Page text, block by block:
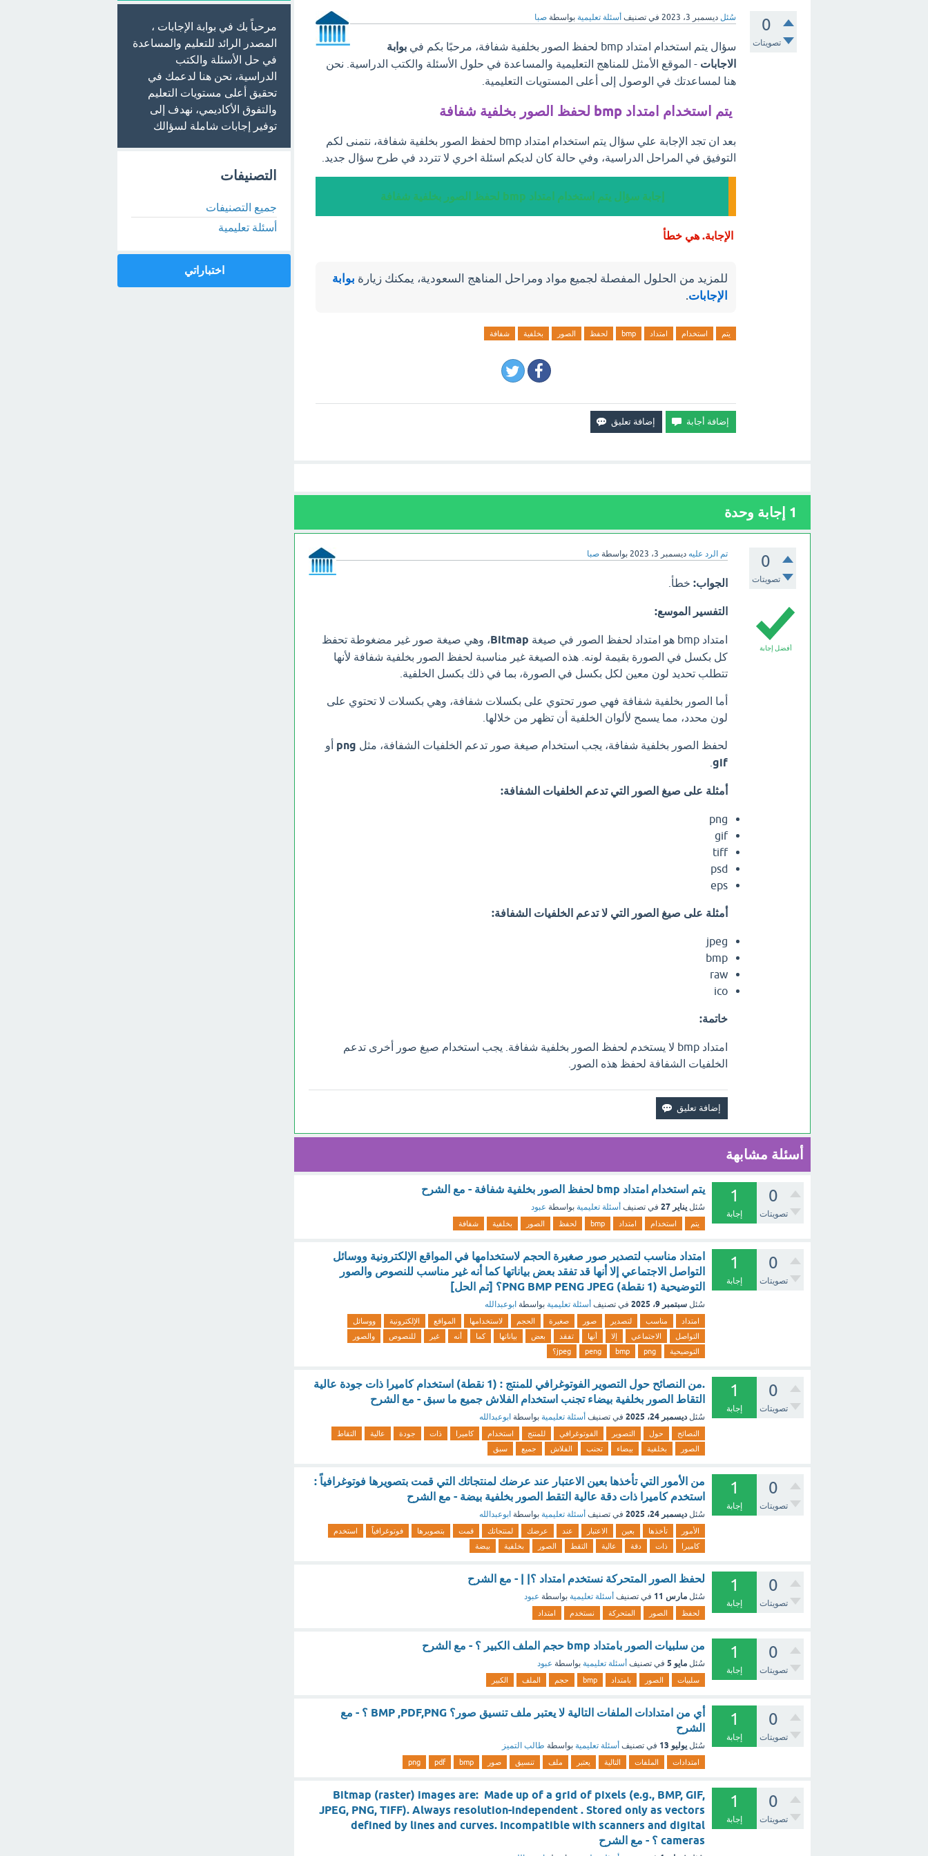
0
تصويتات
سُئل ديسمبر 3، 2023 في تصنيف أسئلة تعليمية بواسطة صبا
سؤال يتم استخدام امتداد bmp لحفظ الصور بخلفية شفافة، مرحبًا بكم في
بوابة
الاجابات - الموقع الأمثل للمناهج التعليمية والمساعدة في حلول الأسئلة والكتب الدراسية. نحن
هنا لمساعدتك في الوصول إلى أعلى المستويات التعليمية.
يتم استخدام امتداد bmp لحفظ الصور بخلفية شفافة
بعد ان تجد الإجابة علي سؤال يتم استخدام امتداد bmp لحفظ الصور بخلفية شفافة، نتمنى لكم
التوفيق في المراحل الدراسية، وفي حالة كان لديكم اسئلة اخري لا تتردد في طرح سؤال جديد.
إجابة سؤال يتم استخدام امتداد bmp لحفظ الصور بخلفية شفافة
الإجابة. هي خطأ
للمزيد من الحلول المفصلة لجميع مواد ومراحل المناهج السعودية، يمكنك زيارة بوابة
الإجابات.
يتم استخدام امتداد bmp لحفظ الصور بخلفية شفافة
1 إجابة وحدة
0
تصويتات
تم الرد عليه ديسمبر 3، 2023 بواسطة صبا
أفضل إجابة
الجواب:خطأ.
التفسير الموسع:
امتداد bmp هو امتداد لحفظ الصور في صيغة Bitmap، وهي صيغة صور غير مضغوطة تحفظ
كل بكسل في الصورة بقيمة لونه. هذه الصيغة غير مناسبة لحفظ الصور بخلفية شفافة لأنها
تتطلب تحديد لون معين لكل بكسل في الصورة، بما في ذلك بكسل الخلفية.
أما الصور بخلفية شفافة فهي صور تحتوي على بكسلات شفافة، وهي بكسلات لا تحتوي على
لون محدد، مما يسمح لألوان الخلفية أن تظهر من خلالها.
لحفظ الصور بخلفية شفافة، يجب استخدام صيغة صور تدعم الخلفيات الشفافة، مثل png أو
gif
.
أمثلة على صيغ الصور التي تدعم الخلفيات الشفافة:
png
gif
tiff
psd
eps
أمثلة على صيغ الصور التي لا تدعم الخلفيات الشفافة:
jpeg
bmp
raw
ico
خاتمة:
امتداد bmp لا يستخدم لحفظ الصور بخلفية شفافة. يجب استخدام صيغ صور أخرى تدعم
الخلفيات الشفافة لحفظ هذه الصور.
أسئلة مشابهة
0
تصويتات
1
إجابة
يتم استخدام امتداد bmp لحفظ الصور بخلفية شفافة - مع الشرح
سُئل يناير 27 في تصنيف أسئلة تعليمية بواسطة عبود
يتم استخدام امتداد bmp لحفظ الصور بخلفية شفافة
0
تصويتات
1
إجابة
امتداد مناسب لتصدير صور صغيرة الحجم لاستخدامها في المواقع الإلكترونية ووسائل
التواصل الاجتماعي إلا أنها قد تفقد بعض بياناتها كما أنه غير مناسب للنصوص والصور
التوضيحية (1 نقطة) PNG BMP PENG JPEG؟ [تم الحل]
سُئل سبتمبر 9، 2025 في تصنيف أسئلة تعليمية بواسطة ابوعبدالله
امتداد مناسب لتصدير صور صغيرة الحجم لاستخدامها المواقع الإلكترونية
ووسائل
التواصل
الاجتماعي إلا أنها تفقد بعض بياناتها كما أنه غير للنصوص
والصور
التوضيحية
png
bmp
peng jpeg؟
0
تصويتات
1
إجابة
.من النصائح حول التصوير الفوتوغرافي للمنتج : (1 نقطة) استخدام كاميرا ذات جودة عالية
التقاط الصور بخلفية بيضاء تجنب استخدام الفلاش جميع ما سبق - مع الشرح
سُئل ديسمبر 24، 2025 في تصنيف أسئلة تعليمية بواسطة ابوعبدالله
النصائح حول التصوير الفوتوغرافي للمنتج استخدام كاميرا ذات جودة عالية
التقاط
الصور
بخلفية بيضاء تجنب الفلاش جميع سبق
0
تصويتات
1
إجابة
من الأمور التي تأخذها بعين الاعتبار عند عرضك لمنتجاتك التي قمت بتصويرها فوتوغرافياً :
استخدم كاميرا ذات دقة عالية التقط الصور بخلفية بيضة - مع الشرح
سُئل ديسمبر 24، 2025 في تصنيف أسئلة تعليمية بواسطة ابوعبدالله
الأمور تأخذها بعين الاعتبار عند عرضك لمنتجاتك قمت بتصويرها فوتوغرافياً
استخدم
كاميرا
ذات دقة عالية التقط الصور بخلفية بيضة
0
تصويتات
1
إجابة
لحفظ الصور المتحركة نستخدم امتداد ؟| | - مع الشرح
سُئل مارس 11 في تصنيف أسئلة تعليمية بواسطة عبود
لحفظ الصور المتحركة نستخدم امتداد
0
تصويتات
1
إجابة
من سلبيات الصور بامتداد bmp حجم الملف الكبير ؟ - مع الشرح
سُئل مايو 5 في تصنيف أسئلة تعليمية بواسطة عبود
سلبيات الصور بامتداد bmp حجم الملف الكبير
0
تصويتات
1
إجابة
أي من امتدادات الملفات التالية لا يعتبر ملف تنسيق صور؟ BMP ,PDF,PNG ؟ - مع
الشرح
سُئل يوليو 13 في تصنيف أسئلة تعليمية بواسطة طالب التميز
امتدادات الملفات التالية يعتبر ملف تنسيق صور bmp
pdf
png
0
تصويتات
1
إجابة
Bitmap (raster) images are: Made up of a grid of pixels (e.g., BMP, GIF,
JPEG, PNG, TIFF). Always resolution-independent . Stored only as vectors
defined by lines and curves. Incompatible with scanners and digital
cameras ؟ - مع الشرح
مرحباً بك في بوابة الإجابات ،
المصدر الرائد للتعليم والمساعدة
في حل الأسئلة والكتب
الدراسية، نحن هنا لدعمك في
تحقيق أعلى مستويات التعليم
والتفوق الأكاديمي، نهدف إلى
توفير إجابات شاملة لسؤالك
التصنيفات
جميع التصنيفات
أسئلة تعليمية
اختباراتي